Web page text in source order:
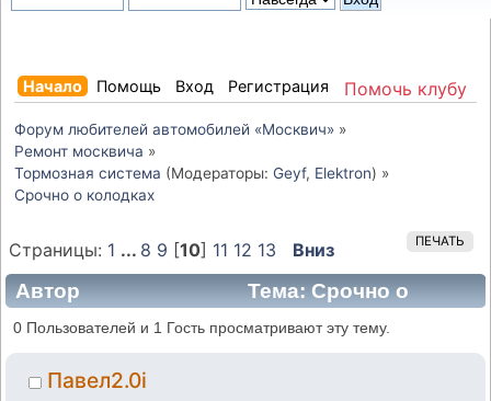
Помочь клубу
Начало Помощь Вход Регистрация
Форум любителей автомобилей «Москвич» »
Ремонт москвича »
Тормозная система (Модераторы: Geyf, Elektron) »
Срочно о колодках
ПЕЧАТЬ
Страницы: 1 ... 8 9 [10] 11 12 13 Вниз
Автор
Тема: Срочно о
колодках (Прочитано 67819 раз)
0 Пользователей и 1 Гость просматривают эту тему.
Павел2.0i